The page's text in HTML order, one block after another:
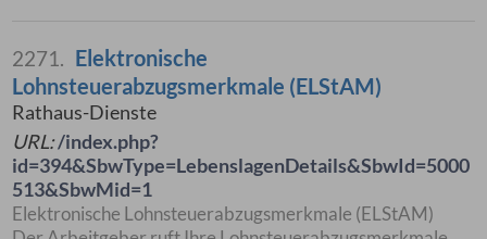
2271. Elektronische
Lohnsteuerabzugsmerkmale (ELStAM)
Rathaus-Dienste
URL:/index.php?
id=394&SbwType=LebenslagenDetails&SbwId=5000
513&SbwMid=1
Elektronische Lohnsteuerabzugsmerkmale (ELStAM)